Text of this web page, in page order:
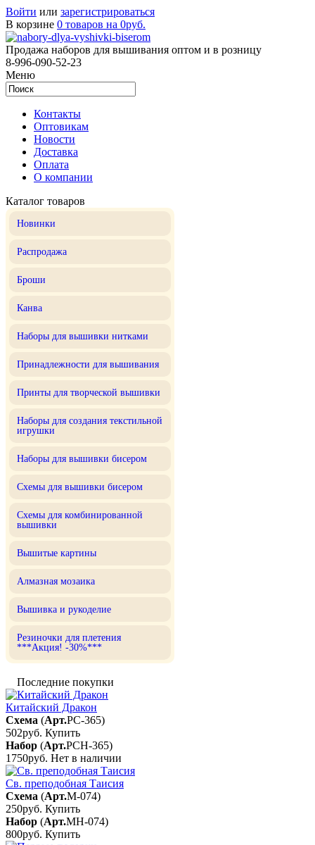
Войти или зарегистрироваться
В корзине 0 товаров на 0руб.
Продажа наборов для вышивания оптом и в розницу
8-996-090-52-23
Меню
Контакты
Оптовикам
Новости
Доставка
Оплата
О компании
Каталог товаров
Новинки
Распродажа
Броши
Канва
Наборы для вышивки нитками
Принадлежности для вышивания
Принты для творческой вышивки
Наборы для создания текстильной
игрушки
Наборы для вышивки бисером
Схемы для вышивки бисером
Схемы для комбинированной
вышивки
Вышитые картины
Алмазная мозаика
Вышивка и рукоделие
Резиночки для плетения
***Акция! -30%***
Последние покупки
Китайский Дракон
Схема (Арт.РС-365)
502руб. Купить
Набор (Арт.РСН-365)
1750руб. Нет в наличии
Св. преподобная Таисия
Схема (Арт.М-074)
250руб. Купить
Набор (Арт.МН-074)
800руб. Купить